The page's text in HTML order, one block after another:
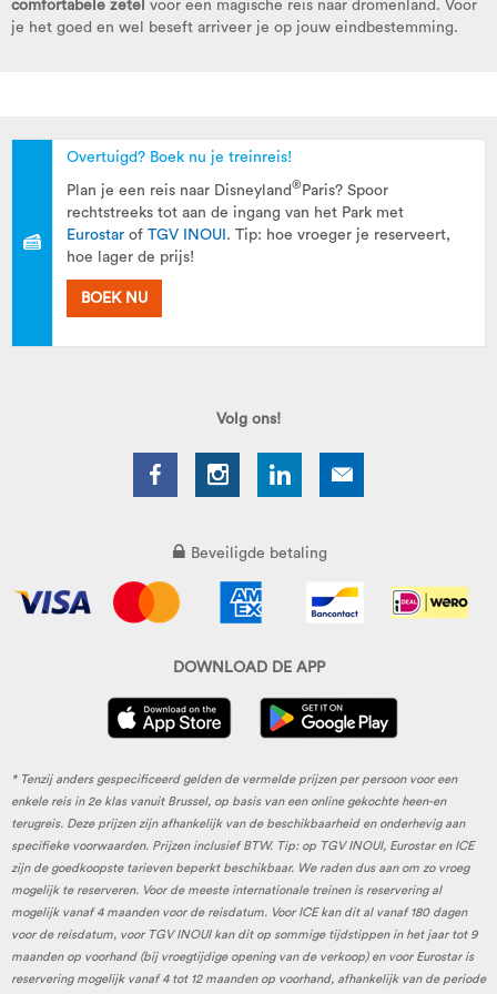
comfortabele zetel voor een magische reis naar dromenland. Voor
je het goed en wel beseft arriveer je op jouw eindbestemming.
Overtuigd? Boek nu je treinreis!
Plan je een reis naar Disneyland ® Paris? Spoor
rechtstreeks tot aan de ingang van het Park met
Eurostar of TGV INOUI . Tip: hoe vroeger je reserveert,
hoe lager de prijs!
BOEK NU
Volg ons!
Beveiligde betaling
DOWNLOAD DE APP
* Tenzij anders gespecificeerd gelden de vermelde prijzen per persoon voor een
enkele reis in 2e klas vanuit Brussel, op basis van een online gekochte heen-en
terugreis. Deze prijzen zijn afhankelijk van de beschikbaarheid en onderhevig aan
specifieke voorwaarden. Prijzen inclusief BTW. Tip: op TGV INOUI, Eurostar en ICE
zijn de goedkoopste tarieven beperkt beschikbaar. We raden dus aan om zo vroeg
mogelijk te reserveren. Voor de meeste internationale treinen is reservering al
mogelijk vanaf 4 maanden voor de reisdatum. Voor ICE kan dit al vanaf 180 dagen
voor de reisdatum, voor TGV INOUI kan dit op sommige tijdstippen in het jaar tot 9
maanden op voorhand (bij vroegtijdige opening van de verkoop) en voor Eurostar is
reservering mogelijk vanaf 4 tot 12 maanden op voorhand, afhankelijk van de periode